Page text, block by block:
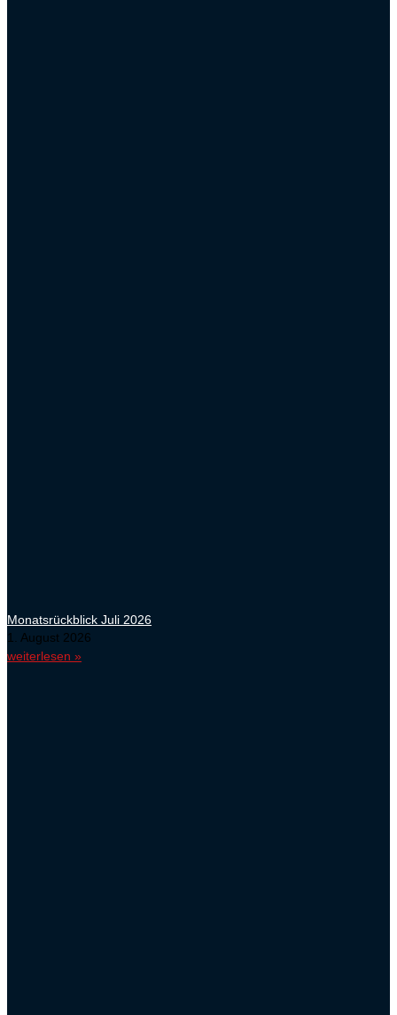
Monatsrückblick Juli 2026
1. August 2026
weiterlesen »